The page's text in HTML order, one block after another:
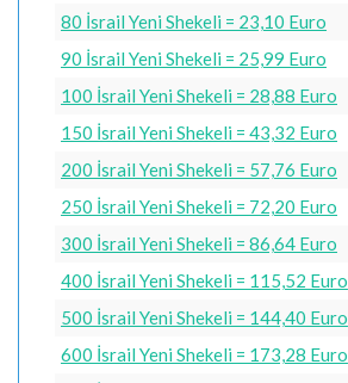
80 İsrail Yeni Shekeli = 23,10 Euro
90 İsrail Yeni Shekeli = 25,99 Euro
100 İsrail Yeni Shekeli = 28,88 Euro
150 İsrail Yeni Shekeli = 43,32 Euro
200 İsrail Yeni Shekeli = 57,76 Euro
250 İsrail Yeni Shekeli = 72,20 Euro
300 İsrail Yeni Shekeli = 86,64 Euro
400 İsrail Yeni Shekeli = 115,52 Euro
500 İsrail Yeni Shekeli = 144,40 Euro
600 İsrail Yeni Shekeli = 173,28 Euro